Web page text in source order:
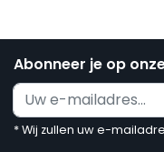
Abonneer je op
* Wij zullen uw e-